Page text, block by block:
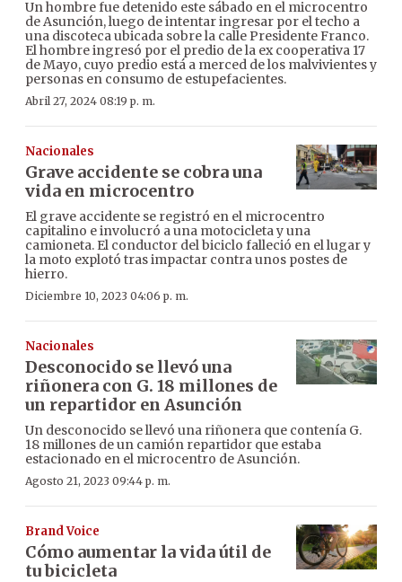
Un hombre fue detenido este sábado en el microcentro
de Asunción, luego de intentar ingresar por el techo a
una discoteca ubicada sobre la calle Presidente Franco.
El hombre ingresó por el predio de la ex cooperativa 17
de Mayo, cuyo predio está a merced de los malvivientes y
personas en consumo de estupefacientes.
Abril 27, 2024 08:19 p. m.
Nacionales
Grave accidente se cobra una
vida en microcentro
El grave accidente se registró en el microcentro
capitalino e involucró a una motocicleta y una
camioneta. El conductor del biciclo falleció en el lugar y
la moto explotó tras impactar contra unos postes de
hierro.
Diciembre 10, 2023 04:06 p. m.
Nacionales
Desconocido se llevó una
riñonera con G. 18 millones de
un repartidor en Asunción
Un desconocido se llevó una riñonera que contenía G.
18 millones de un camión repartidor que estaba
estacionado en el microcentro de Asunción.
Agosto 21, 2023 09:44 p. m.
Brand Voice
Cómo aumentar la vida útil de
tu bicicleta